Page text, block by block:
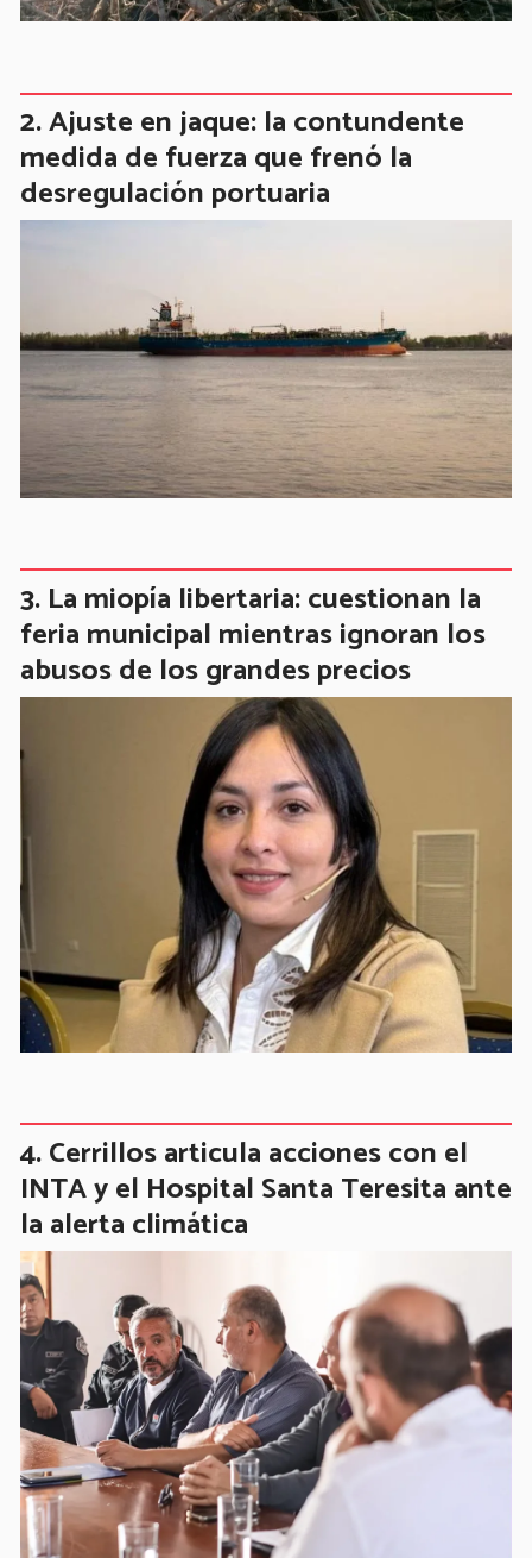
Ajuste en jaque: la contundente
medida de fuerza que frenó la
desregulación portuaria
La miopía libertaria: cuestionan la
feria municipal mientras ignoran los
abusos de los grandes precios
Cerrillos articula acciones con el
INTA y el Hospital Santa Teresita ante
la alerta climática